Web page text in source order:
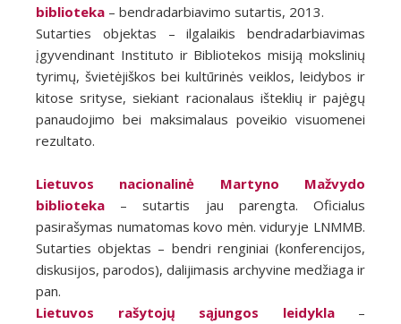
biblioteka – bendradarbiavimo sutartis, 2013.
Sutarties objektas – ilgalaikis bendradarbiavimas
įgyvendinant Instituto ir Bibliotekos misiją mokslinių
tyrimų, švietėjiškos bei kultūrinės veiklos, leidybos ir
kitose srityse, siekiant racionalaus išteklių ir pajėgų
panaudojimo bei maksimalaus poveikio visuomenei
rezultato.
Lietuvos nacionalinė Martyno Mažvydo
biblioteka – sutartis jau parengta. Oficialus
pasirašymas numatomas kovo mėn. viduryje LNMMB.
Sutarties objektas – bendri renginiai (konferencijos,
diskusijos, parodos), dalijimasis archyvine medžiaga ir
pan.
Lietuvos rašytojų sąjungos leidykla–